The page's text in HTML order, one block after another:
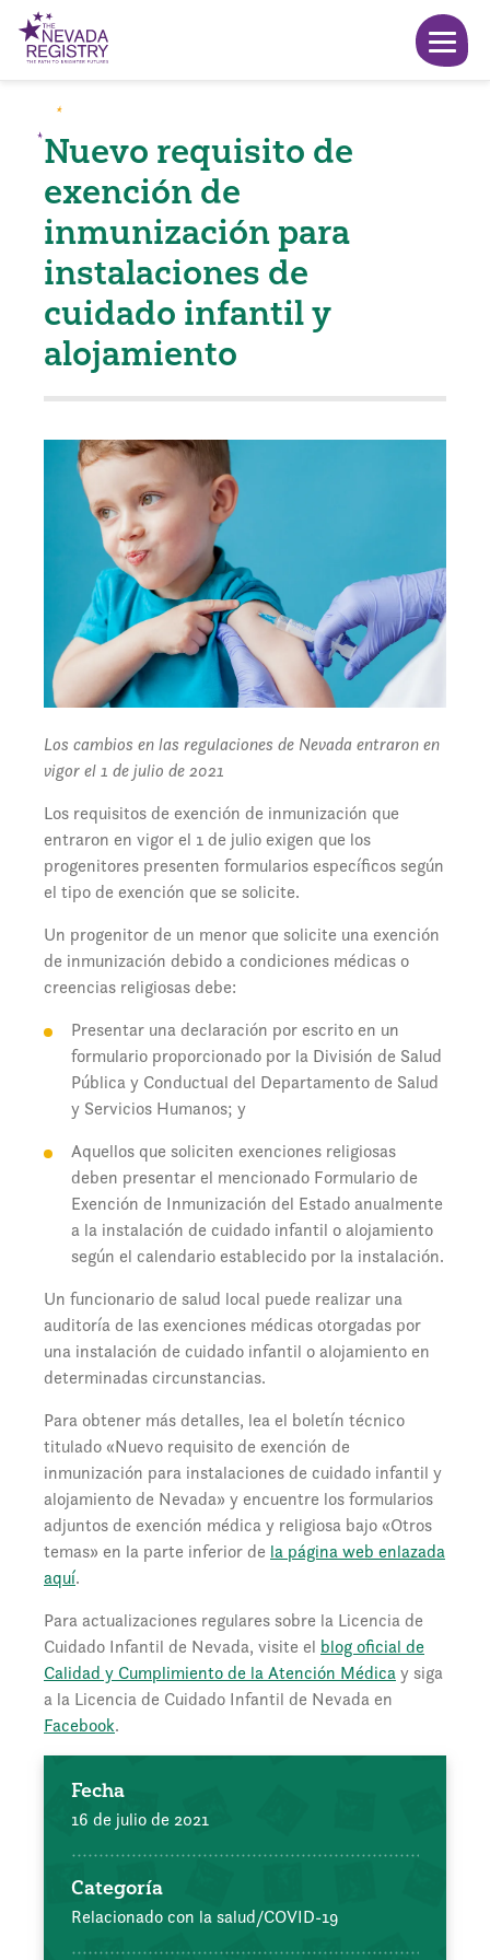
Nuevo requisito de
exención de
inmunización para
instalaciones de
cuidado infantil y
alojamiento
Los cambios en las regulaciones de Nevada entraron en
vigor el 1 de julio de 2021
Los requisitos de exención de inmunización que
entraron en vigor el 1 de julio exigen que los
progenitores presenten formularios específicos según
el tipo de exención que se solicite.
Un progenitor de un menor que solicite una exención
de inmunización debido a condiciones médicas o
creencias religiosas debe:
Presentar una declaración por escrito en un
formulario proporcionado por la División de Salud
Pública y Conductual del Departamento de Salud
y Servicios Humanos; y
Aquellos que soliciten exenciones religiosas
deben presentar el mencionado Formulario de
Exención de Inmunización del Estado anualmente
a la instalación de cuidado infantil o alojamiento
según el calendario establecido por la instalación.
Un funcionario de salud local puede realizar una
auditoría de las exenciones médicas otorgadas por
una instalación de cuidado infantil o alojamiento en
determinadas circunstancias.
Para obtener más detalles, lea el boletín técnico
titulado «Nuevo requisito de exención de
inmunización para instalaciones de cuidado infantil y
alojamiento de Nevada» y encuentre los formularios
adjuntos de exención médica y religiosa bajo «Otros
temas» en la parte inferior de la página web enlazada
aquí.
Para actualizaciones regulares sobre la Licencia de
Cuidado Infantil de Nevada, visite el blog oficial de
Calidad y Cumplimiento de la Atención Médicay siga
a la Licencia de Cuidado Infantil de Nevada en
Facebook.
Fecha
16 de julio de 2021
Categoría
Relacionado con la salud/COVID-19